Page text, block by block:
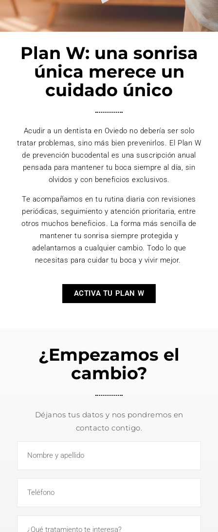
Plan W: una sonrisa
única merece un
cuidado único
Acudir a un dentista en Oviedo no debería ser solo
tratar problemas, sino más bien prevenirlos. El Plan W
de prevención bucodental es una suscripción anual
pensada para mantener tu boca siempre al día, sin
olvidos y con beneficios exclusivos.
Te acompañamos en tu rutina diaria con revisiones
periódicas, seguimiento y atención prioritaria, entre
otros muchos beneficios. La forma más sencilla de
mantener tu sonrisa siempre protegida y
adelantarnos a cualquier cambio. Todo lo que
necesitas para cuidar tu boca y vivir mejor.
ACTIVA TU PLAN W
¿Empezamos el
cambio?
Déjanos tus datos y nos pondremos en
contacto contigo.